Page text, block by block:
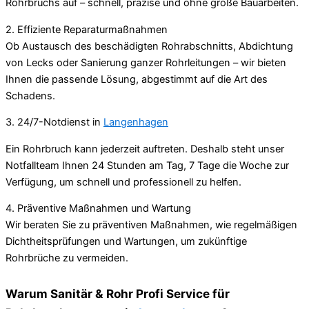
Rohrbruchs auf – schnell, präzise und ohne große Bauarbeiten.
2. Effiziente Reparaturmaßnahmen
Ob Austausch des beschädigten Rohrabschnitts, Abdichtung
von Lecks oder Sanierung ganzer Rohrleitungen – wir bieten
Ihnen die passende Lösung, abgestimmt auf die Art des
Schadens.
3. 24/7-Notdienst in Langenhagen
Ein Rohrbruch kann jederzeit auftreten. Deshalb steht unser
Notfallteam Ihnen 24 Stunden am Tag, 7 Tage die Woche zur
Verfügung, um schnell und professionell zu helfen.
4. Präventive Maßnahmen und Wartung
Wir beraten Sie zu präventiven Maßnahmen, wie regelmäßigen
Dichtheitsprüfungen und Wartungen, um zukünftige
Rohrbrüche zu vermeiden.
Warum Sanitär & Rohr Profi Service für